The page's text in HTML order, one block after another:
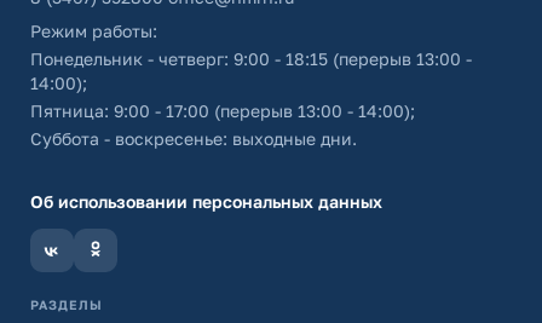
Режим работы:
Понедельник - четверг: 9:00 - 18:15 (перерыв 13:00 -
14:00);
Пятница: 9:00 - 17:00 (перерыв 13:00 - 14:00);
Суббота - воскресенье: выходные дни.
Об использовании персональных данных
РАЗДЕЛЫ